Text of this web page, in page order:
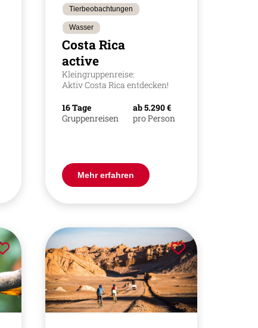
Tierbeobachtungen
Wasser
Costa Rica
active
Kleingruppenreise:
Aktiv Costa Rica entdecken!
16 Tage
Gruppenreisen
ab 5.290 €
pro Person
Mehr erfahren